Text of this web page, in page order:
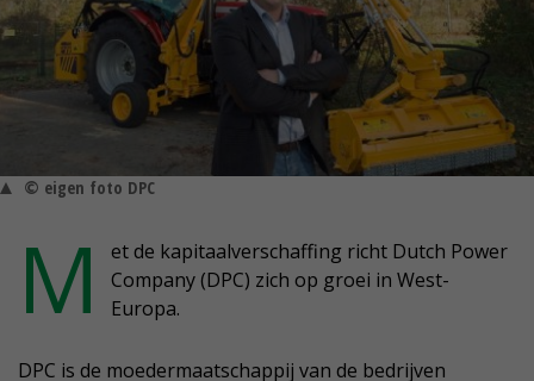
© eigen foto DPC
M
et de kapitaalverschaffing richt Dutch Power
Company (DPC) zich op groei in West-
Europa.
DPC is de moedermaatschappij van de bedrijven